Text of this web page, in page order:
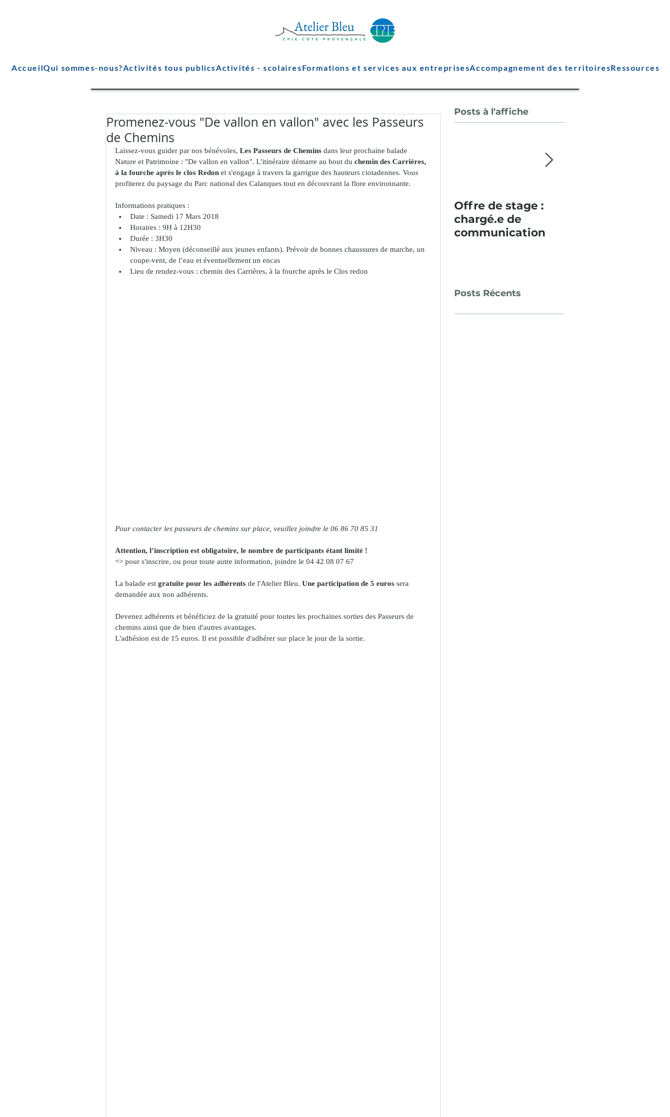
AccueilQui sommes-nous?Activités tous publicsActivités - scolairesFormations et services aux entreprisesAccompagnement des territoiresRessources
Promenez-vous "De vallon en vallon" avec les Passeurs
de Chemins
Laissez-vous guider par nos bénévoles, Les Passeurs de Chemins dans leur prochaine balade
Nature et Patrimoine : "De vallon en vallon". L'itinéraire démarre au bout du chemin des Carrières,
à la fourche après le clos Redon et s'engage à travers la garrigue des hauteurs ciotadennes. Vous
profiterez du paysage du Parc national des Calanques tout en découvrant la flore environnante.
Informations pratiques :
Date : Samedi 17 Mars 2018
Horaires : 9H à 12H30
Durée : 3H30
Niveau : Moyen (déconseillé aux jeunes enfants). Prévoir de bonnes chaussures de marche, un
coupe-vent, de l’eau et éventuellement un encas
Lieu de rendez-vous : chemin des Carrières, à la fourche après le Clos redon
Pour contacter les passeurs de chemins sur place, veuillez joindre le 06 86 70 85 31
Attention, l’inscription est obligatoire, le nombre de participants étant limité !
=> pour s'inscrire, ou pour toute autre information, joindre le 04 42 08 07 67
La balade est gratuite pour les adhérents de l'Atelier Bleu. Une participation de 5 euros sera
demandée aux non adhérents.
Devenez adhérents et bénéficiez de la gratuité pour toutes les prochaines sorties des Passeurs de
chemins ainsi que de bien d'autres avantages.
L'adhésion est de 15 euros. Il est possible d'adhérer sur place le jour de la sortie.
Posts à l'affiche
Offre de stage :
chargé.e de
communication
Posts Récents